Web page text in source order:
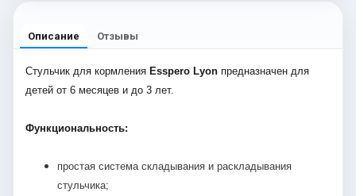
Описание Отзывы
Стульчик для кормления Esspero Lyon предназначен для
детей от 6 месяцев и до 3 лет.
Функциональность:
простая система складывания и раскладывания
стульчика;